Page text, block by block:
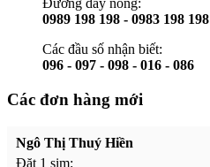
Đường dây nóng:
0989 198 198 - 0983 198 198
Các đầu số nhận biết:
096 - 097 - 098 - 016 - 086
Các đơn hàng mới
Ngô Thị Thuý Hiền
Đặt 1 sim: